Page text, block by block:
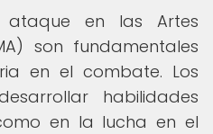
ataque en las Artes
son fundamentales
en el combate. Los
habilidades
en la lucha en el